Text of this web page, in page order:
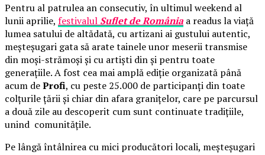
Pentru al patrulea an consecutiv, în ultimul weekend al
lunii aprilie, festivalul Suflet de România a readus la viață
lumea satului de altădată, cu artizani ai gustului autentic,
meșteșugari gata să arate tainele unor meserii transmise
din moși-strămoși și cu artiști din și pentru toate
generațiile. A fost cea mai amplă ediție organizată până
acum deProfi, cu peste 25.000 de participanți din toate
colțurile țării și chiar din afara granițelor, care pe parcursul
a două zile au descoperit cum sunt continuate tradițiile,
unind comunitățile.
Pe lângă întâlnirea cu mici producători locali, meșteșugari